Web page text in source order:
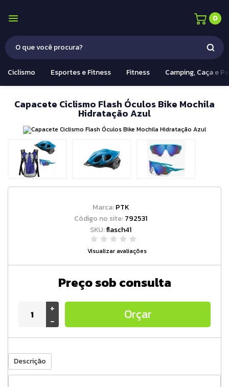
0
Ciclismo Esportes e Fitness Fitness Camping, Caça e
Capacete Ciclismo Flash Óculos Bike Mochila
Hidratação Azul
Marca:PTK
Código no site:792531
SKU:flasch41
Visualizar avaliações
Preço sob consulta
+
-
Orçar
Descrição